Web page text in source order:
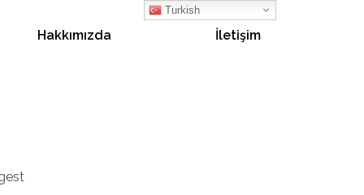
Hakkımızda İletişim
Turkish